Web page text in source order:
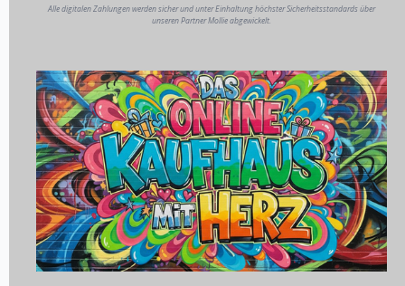
Alle digitalen Zahlungen werden sicher und unter Einhaltung höchster Sicherheitsstandards über
unseren Partner Mollie abgewickelt.